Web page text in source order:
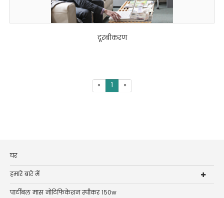
दूरबीकरण
« 1 »
घर
हमारे बारे में
पार्टीबल मास नोटिफिकेशन स्पीकर 150w